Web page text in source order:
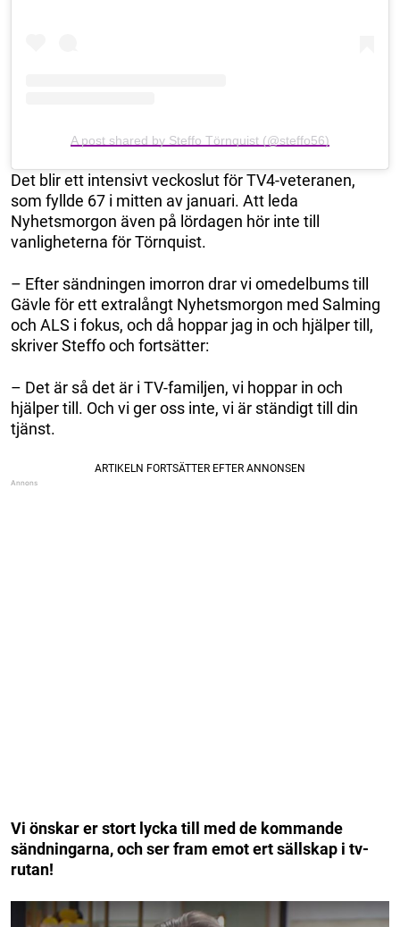
A post shared by Steffo Törnquist (@steffo56)
Det blir ett intensivt veckoslut för TV4-veteranen,
som fyllde 67 i mitten av januari. Att leda
Nyhetsmorgon även på lördagen hör inte till
vanligheterna för Törnquist.
– Efter sändningen imorron drar vi omedelbums till
Gävle för ett extralångt Nyhetsmorgon med Salming
och ALS i fokus, och då hoppar jag in och hjälper till,
skriver Steffo och fortsätter:
– Det är så det är i TV-familjen, vi hoppar in och
hjälper till. Och vi ger oss inte, vi är ständigt till din
tjänst.
Vi önskar er stort lycka till med de kommande
sändningarna, och ser fram emot ert sällskap i tv-
rutan!